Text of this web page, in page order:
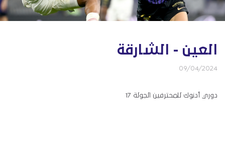
العين - الشارقة
09/04/2024
دوري أدنوك للمحترفين الجولة 17